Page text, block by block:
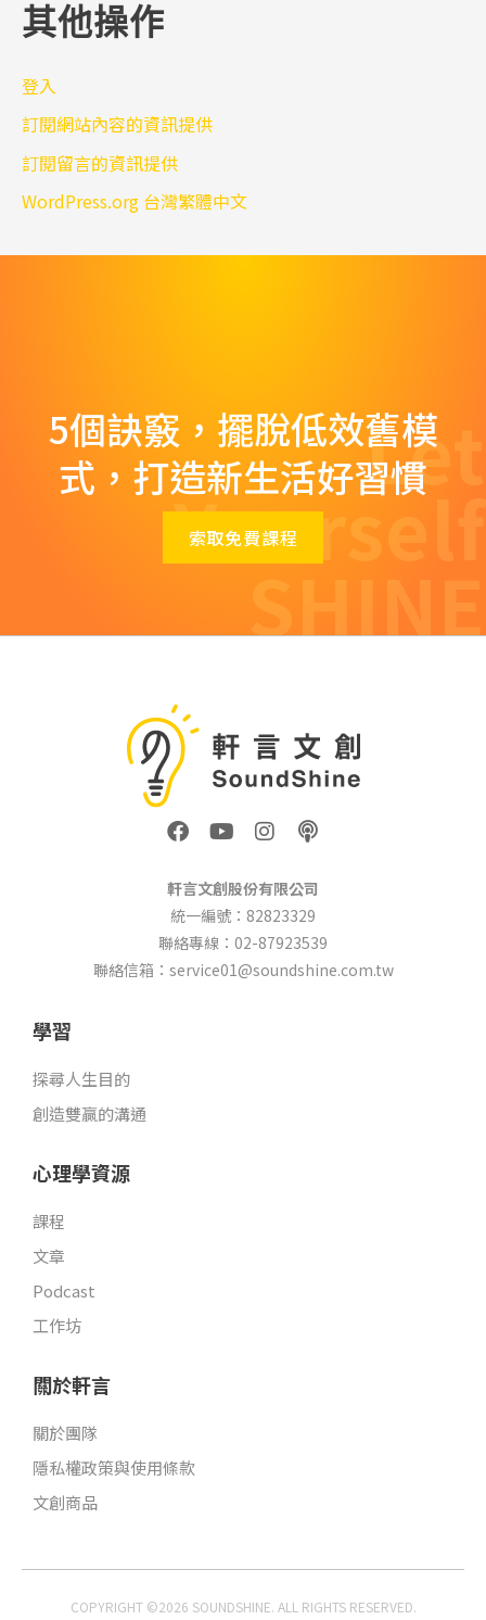
其他操作
登入
訂閱網站內容的資訊提供
訂閱留言的資訊提供
WordPress.org 台灣繁體中文
5個訣竅，擺脫低效舊模
式，打造新生活好習慣
索取免費課程
Let
Yourself
SHINE
F
a
e
b
o
o
k
Y
o
t
u
b
e
I
n
t
a
g
r
a
P
o
c
a
s
t
軒言文創股份有限公司
統一編號：82823329
聯絡專線：02-87923539
聯絡信箱：service01@soundshine.com.tw
學習
探尋人生目的
創造雙贏的溝通
心理學資源
課程
文章
Podcast
工作坊
關於軒言
關於團隊
隱私權政策與使用條款
文創商品
COPYRIGHT ©2026 SOUNDSHINE. ALL RIGHTS RESERVED.